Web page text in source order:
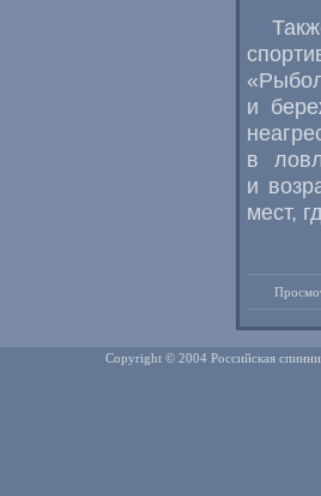
и
в
и
мест,
Copyright © 2004 Российская